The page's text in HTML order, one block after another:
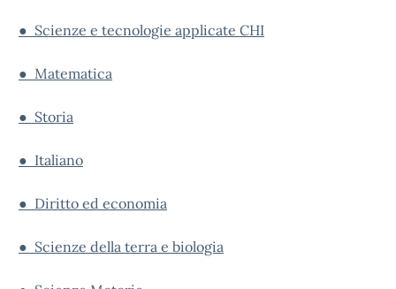
● Scienze e tecnologie applicate CHI
● Matematica
● Storia
● Italiano
● Diritto ed economia
● Scienze della terra e biologia